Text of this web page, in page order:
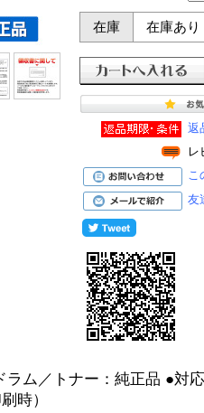
在庫 在庫あり
返
レ
友
ラム／トナー：純正品 ●対
時）